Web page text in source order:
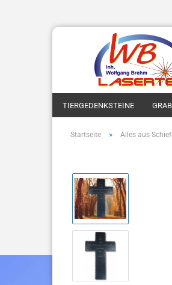
TIERGEDENKSTEINE
Startseite » Alles aus